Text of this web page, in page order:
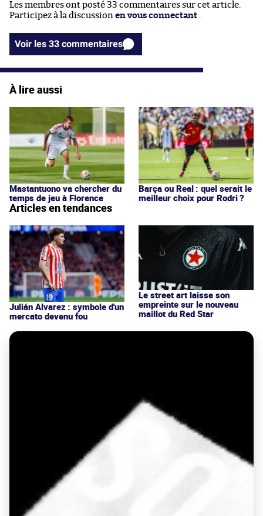
Les membres ont posté 33 commentaires sur cet article.
Participez à la discussion en vous connectant
Voir les 33 commentaires
À lire aussi
Mastantuono va chercher du
temps de jeu à Florence
Barça ou Real : quel serait le
meilleur choix pour Rodri ?
Articles en tendances
Julián Alvarez : symbole d'un
mercato devenu fou
Le street art laisse son
empreinte sur le nouveau
maillot du Red Star